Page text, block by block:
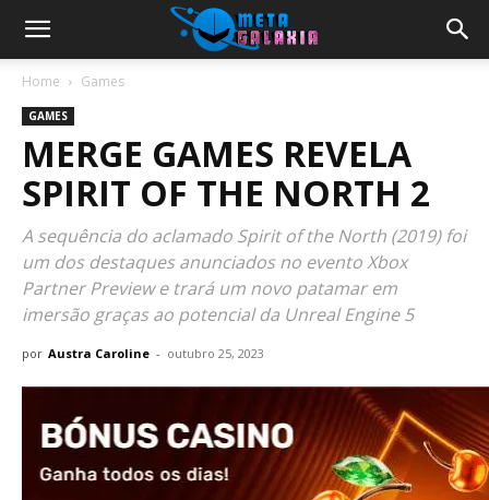
Home Games
GAMES
MERGE GAMES REVELA
SPIRIT OF THE NORTH 2
A sequência do aclamado Spirit of the North (2019) foi
um dos destaques anunciados no evento Xbox
Partner Preview e trará um novo patamar em
imersão graças ao potencial da Unreal Engine 5
por Austra Caroline - outubro 25, 2023